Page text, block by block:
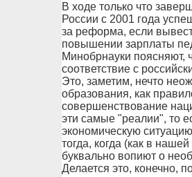
В ходе только что
России с 2001 года
за реформа, если
повышении зарплаты
Минобрнауки поясняют,
соответствие с
Это, заметим, нечто
образования, как
совершенствование
эти самые "реалии", то
экономическую
тогда, когда (как в
буквально вопиют о
Делается это, конечно,